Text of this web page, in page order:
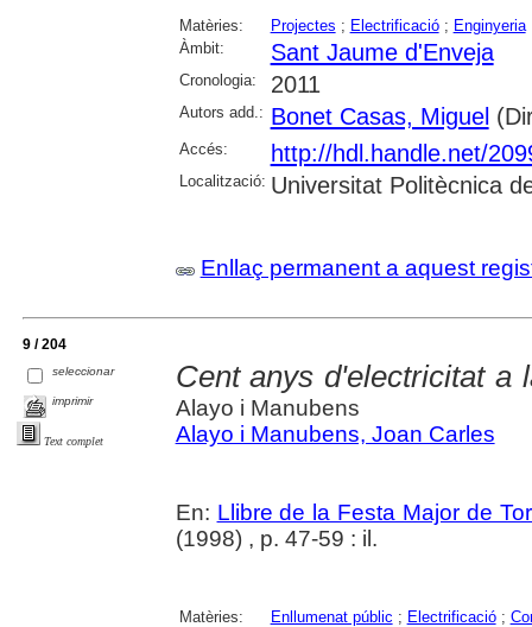
Matèries: Projectes ; Electrificació; Enginyeria
Àmbit:
Sant Jaume d'Enveja
Cronologia: 2011
Autors add.: Bonet Casas, Miguel
Accés: http://hdl.handle.net/
Localització: Universitat Politècnica
Enllaç permanent a aquest
9 / 204
seleccionar
imprimir
Text complet
Cent anys d'electricitat a
Alayo i Manubens
Alayo i Manubens, Joan Carles
En: Llibre de la Festa Major de
(1998) , p. 47-59 : il.
Matèries: Enllumenat públic ; Electrificació;